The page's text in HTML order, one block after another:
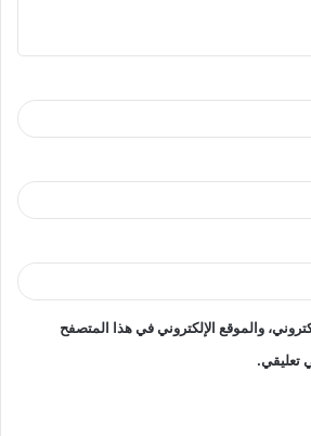
والموقع الإلكتروني في هذا المتصفح
تعليقي.